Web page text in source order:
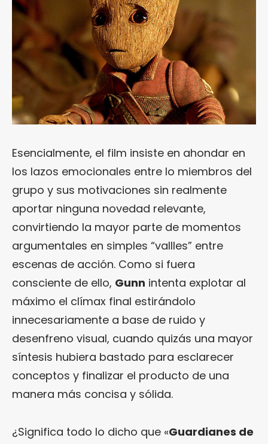
Esencialmente, el film insiste en ahondar en
los lazos emocionales entre lo miembros del
grupo y sus motivaciones sin realmente
aportar ninguna novedad relevante,
convirtiendo la mayor parte de momentos
argumentales en simples “vallles” entre
escenas de acción. Como si fuera
consciente de ello, Gunn intenta explotar al
máximo el clímax final estirándolo
innecesariamente a base de ruido y
desenfreno visual, cuando quizás una mayor
síntesis hubiera bastado para esclarecer
conceptos y finalizar el producto de una
manera más concisa y sólida.
¿Significa todo lo dicho que «Guardianes de